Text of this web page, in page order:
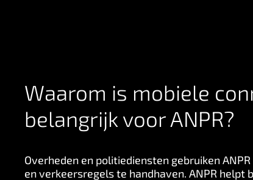
Waarom is mobiele
belangrijk voor ANPR?
Overheden en politiediensten gebruiken
en verkeersregels te handhaven. ANPR